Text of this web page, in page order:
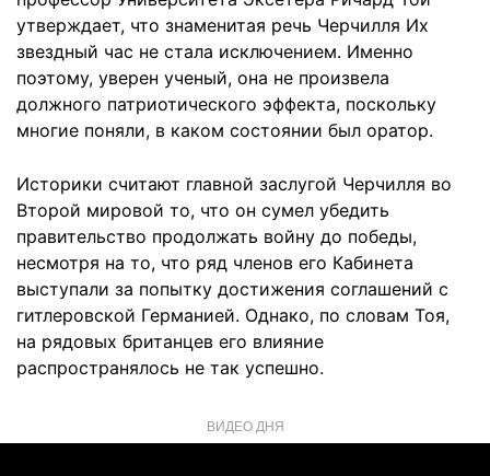
утверждает, что знаменитая речь Черчилля Их
звездный час не стала исключением. Именно
поэтому, уверен ученый, она не произвела
должного патриотического эффекта, поскольку
многие поняли, в каком состоянии был оратор.
Историки считают главной заслугой Черчилля во
Второй мировой то, что он сумел убедить
правительство продолжать войну до победы,
несмотря на то, что ряд членов его Кабинета
выступали за попытку достижения соглашений с
гитлеровской Германией. Однако, по словам Тоя,
на рядовых британцев его влияние
распространялось не так успешно.
ВИДЕО ДНЯ